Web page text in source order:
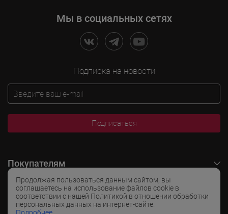
Продолжая пользоваться данным сайтом, вы
соглашаетесь на использование файлов cookie в
соответствии с нашей Политикой в отношении обработки
персональных данных на интернет-сайте.
Мы в социальных сетях
Подписка на новости
Подписаться
Покупателям
O LADOGA Wine
Интересные разделы